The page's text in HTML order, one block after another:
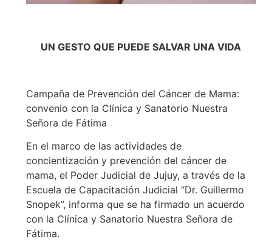
UN GESTO QUE PUEDE SALVAR UNA VIDA
Campaña de Prevención del Cáncer de Mama:
convenio con la Clínica y Sanatorio Nuestra
Señora de Fátima
En el marco de las actividades de
concientización y prevención del cáncer de
mama, el Poder Judicial de Jujuy, a través de la
Escuela de Capacitación Judicial “Dr. Guillermo
Snopek”, informa que se ha firmado un acuerdo
con la Clínica y Sanatorio Nuestra Señora de
Fátima.